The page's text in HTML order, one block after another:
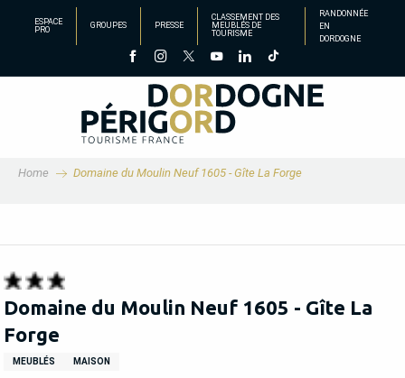
principal
ESPACE
PRO
GROUPES PRESSE
CLASSEMENT DES
MEUBLÉS DE
TOURISME
RANDONNÉE
EN
DORDOGNE
Home Domaine du Moulin Neuf 1605 - Gîte La Forge
Domaine du Moulin Neuf 1605 - Gîte La
Forge
MEUBLÉS MAISON